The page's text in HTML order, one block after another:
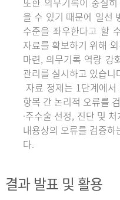
을 수 있기 때문에 일선
수준을 좌우한다고 할
자료를 확보하기 위해
마련, 의무기록 역량 강
관리를 실시하고 있습니
자료 정제는 1단계에
항목 간 논리적 오류를
·주수술 선정, 진단 및
내용상의 오류를 검증
다.
결과 발표 및 활용